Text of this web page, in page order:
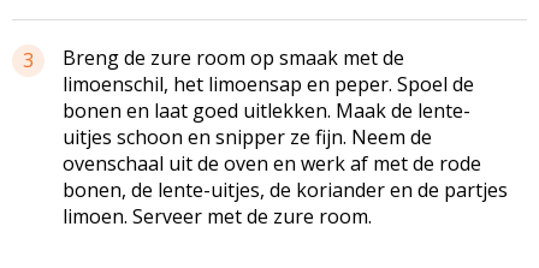
3
Breng de zure room op smaak met de
limoenschil, het limoensap en peper. Spoel de
bonen en laat goed uitlekken. Maak de lente-
uitjes schoon en snipper ze fijn. Neem de
ovenschaal uit de oven en werk af met de rode
bonen, de lente-uitjes, de koriander en de partjes
limoen. Serveer met de zure room.